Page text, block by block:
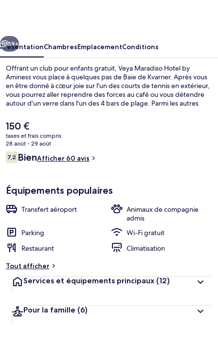
Aminess
Suivant
59+
PrésentationChambresEmplacementConditions
Offrant un club pour enfants gratuit, Veya Maradiso Hotel by
Aminess vous place à quelques pas de Baie de Kvarner. Après vous
en être donné à cœur joie sur l'un des courts de tennis en extérieur,
vous pourrez aller reprendre des forces au café ou vous détendre
autour d'un verre dans l'un des 4 bars de plage. Parmi les autres
terrasse, et un jardin.
Le
prix
actuel
est
de
150 €
taxes et frais compris
28 août - 29 août
Avis
voyageurs
7,27,2 sur 10
BienAfficher 60 avis
Équipements populaires
Transfert aéroport
Animaux de compagnie
admis
Parking
Wi-Fi gratuit
Restaurant
Climatisation
Tout afficher
Services et équipements principaux (12)
Pour la famille (6)